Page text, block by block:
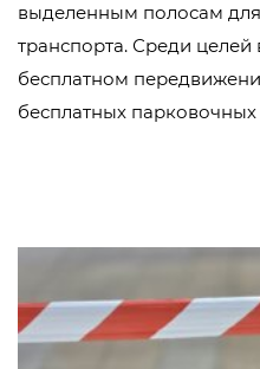
выделенным полосам
транспорта. Среди
бесплатном
бесплатных парковочных